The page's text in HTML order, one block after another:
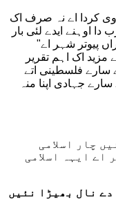
وی کردا اے نہ صرف اک
اوہنے ایدے لئی بار
پیوتر شہر اے"
مزید اک اہم تقریر
سارے فلسطینی اتے
جہادی اپنا منہ
چار اسلامی
اے ایہہ اسلامی
دے نال بھیڑا نئیں